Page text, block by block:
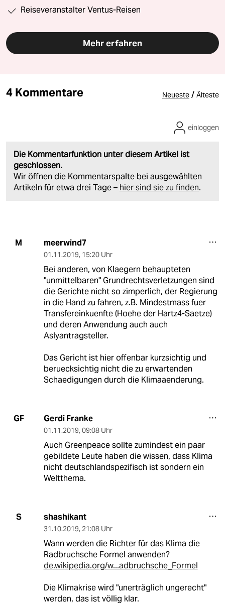
Reiseveranstalter Ventus-Reisen
Mehr erfahren
4 Kommentare Neueste / Älteste
Die Kommentarfunktion unter diesem Artikel ist
geschlossen.
Wir öffnen die Kommentarspalte bei ausgewählten
Artikeln für etwa drei Tage – hier sind sie zu finden.
einloggen
M meerwind7
01.11.2019, 15:20 Uhr
Bei anderen, von Klaegern behaupteten
"unmittelbaren" Grundrechtsverletzungen sind
die Gerichte nicht so zimperlich, der Regierung
in die Hand zu fahren, z.B. Mindestmass fuer
Transfereinkuenfte (Hoehe der Hartz4-Saetze)
und deren Anwendung auch auch
Aslyantragsteller.
Das Gericht ist hier offenbar kurzsichtig und
beruecksichtig nicht die zu erwartenden
Schaedigungen durch die Klimaaenderung.
GF Gerdi Franke
01.11.2019, 09:08 Uhr
Auch Greenpeace sollte zumindest ein paar
gebildete Leute haben die wissen, dass Klima
nicht deutschlandspezifisch ist sondern ein
Weltthema.
S shashikant
31.10.2019, 21:08 Uhr
Wann werden die Richter für das Klima die
Radbruchsche Formel anwenden?
de.wikipedia.org/w...adbruchsche_Formel
Die Klimakrise wird "unerträglich ungerecht"
werden, das ist völlig klar.